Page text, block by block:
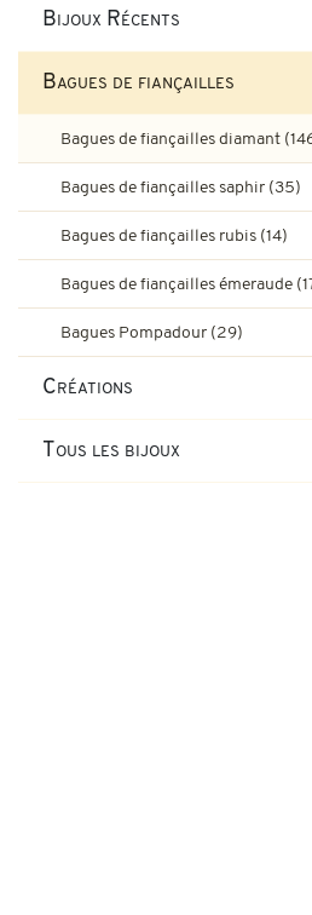
Bagues Art-Déco
Bagues Tank
Bijoux vintage
Bijoux Récents
Bagues de fiançailles
Bagues de fiançailles diamant
Bagues de fiançailles saphir (35)
Bagues de fiançailles rubis (14)
Bagues de fiançailles émeraude
Bagues Pompadour (29)
Créations
Tous les bijoux